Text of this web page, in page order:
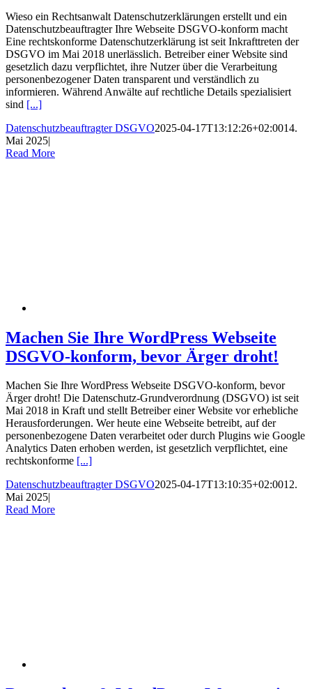
Wieso ein Rechtsanwalt Datenschutzerklärungen erstellt und ein
Datenschutzbeauftragter Ihre Webseite DSGVO-konform macht
Eine rechtskonforme Datenschutzerklärung ist seit Inkrafttreten der
DSGVO im Mai 2018 unerlässlich. Betreiber einer Website sind
gesetzlich dazu verpflichtet, ihre Nutzer über die Verarbeitung
personenbezogener Daten transparent und verständlich zu
informieren. Während Anwälte auf rechtliche Details spezialisiert
sind [...]
Datenschutzbeauftragter DSGVO2025-04-17T13:12:26+02:0014.
Mai 2025|
Read More
Machen Sie Ihre WordPress Webseite
DSGVO-konform, bevor Ärger droht!
Machen Sie Ihre WordPress Webseite DSGVO-konform, bevor
Ärger droht! Die Datenschutz-Grundverordnung (DSGVO) ist seit
Mai 2018 in Kraft und stellt Betreiber einer Website vor erhebliche
Herausforderungen. Wer heute eine Webseite betreibt, auf der
personenbezogene Daten verarbeitet oder durch Plugins wie Google
Analytics Daten erhoben werden, ist gesetzlich verpflichtet, eine
rechtskonforme [...]
Datenschutzbeauftragter DSGVO2025-04-17T13:10:35+02:0012.
Mai 2025|
Read More